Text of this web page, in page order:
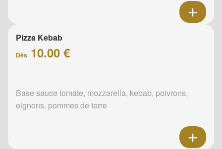
Pizza Kebab
Dès 10.00 €
Base sauce tomate, mozzarella, kebab, poivrons,
oignons, pommes de terre